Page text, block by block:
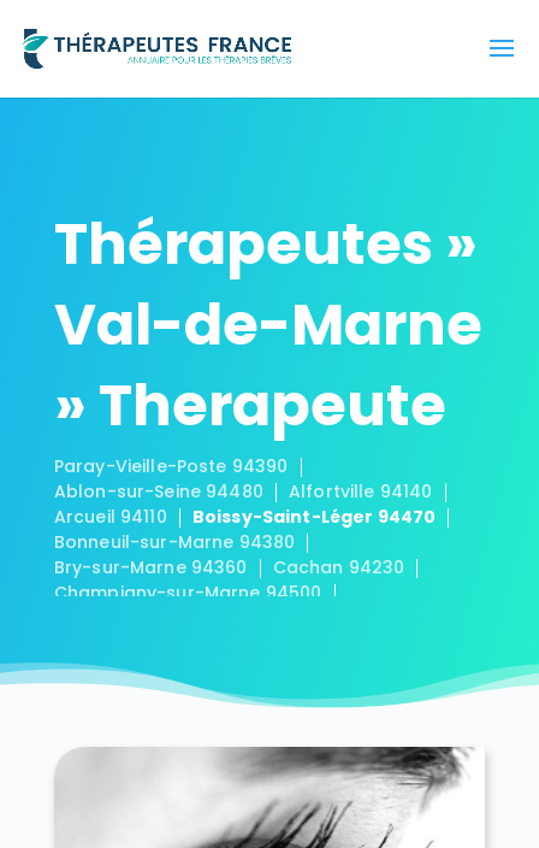
Thérapeutes »
Val-de-Marne
» Therapeute
Paray-Vieille-Poste 94390
Ablon-sur-Seine 94480
Alfortville 94140
Arcueil 94110
Boissy-Saint-Léger 94470
Bonneuil-sur-Marne 94380
Bry-sur-Marne 94360
Cachan 94230
Champigny-sur-Marne 94500
Chevilly-Larue 94550
Créteil 94000
Fontenay-sous-Bois 94120
Ivry-sur-Seine 94200
Joinville-le-Pont 94340
Le Kremlin-Bicêtre 94270